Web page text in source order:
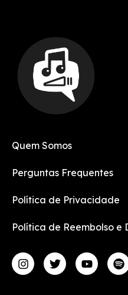
Quem Somos
Perguntas Frequentes
Política de Privacidade
Política de Reembolso e